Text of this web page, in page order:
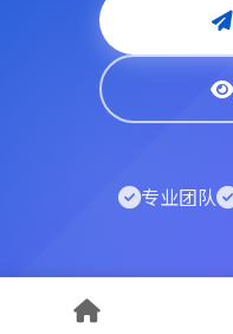
专业团队